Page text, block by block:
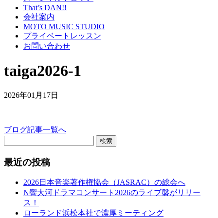
That’s DAN!!
会社案内
MOTO MUSIC STUDIO
プライベートレッスン
お問い合わせ
taiga2026-1
2026年01月17日
ブログ記事一覧へ
検索
最近の投稿
2026日本音楽著作権協会（JASRAC）の総会へ
N響大河ドラマコンサート2026のライブ盤がリリー
ス！
ローランド浜松本社で濃厚ミーティング